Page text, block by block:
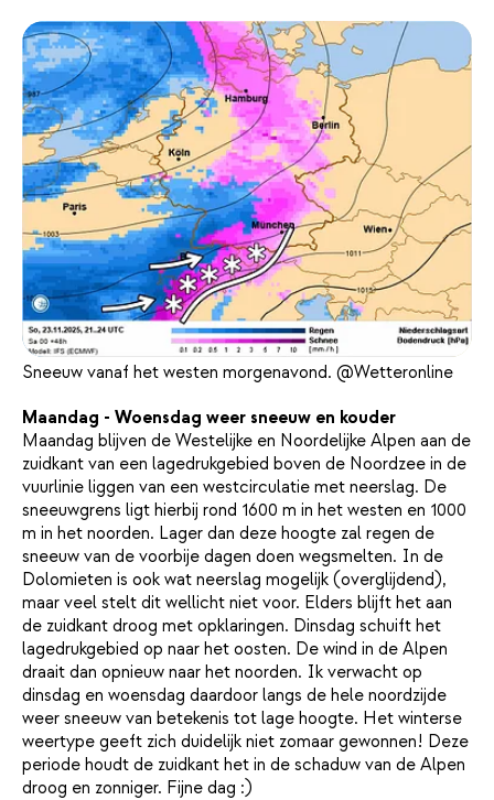
Sneeuw vanaf het westen morgenavond. @Wetteronline
Maandag - Woensdag weer sneeuw en kouder
Maandag blijven de Westelijke en Noordelijke Alpen aan de
zuidkant van een lagedrukgebied boven de Noordzee in de
vuurlinie liggen van een westcirculatie met neerslag. De
sneeuwgrens ligt hierbij rond 1600 m in het westen en 1000
m in het noorden. Lager dan deze hoogte zal regen de
sneeuw van de voorbije dagen doen wegsmelten. In de
Dolomieten is ook wat neerslag mogelijk (overglijdend),
maar veel stelt dit wellicht niet voor. Elders blijft het aan
de zuidkant droog met opklaringen. Dinsdag schuift het
lagedrukgebied op naar het oosten. De wind in de Alpen
draait dan opnieuw naar het noorden. Ik verwacht op
dinsdag en woensdag daardoor langs de hele noordzijde
weer sneeuw van betekenis tot lage hoogte. Het winterse
weertype geeft zich duidelijk niet zomaar gewonnen! Deze
periode houdt de zuidkant het in de schaduw van de Alpen
droog en zonniger. Fijne dag :)